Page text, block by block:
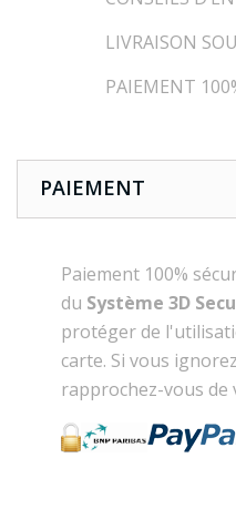
LIVRAISON
PAIEMENT
PAIEMENT
Paiement 100%
du Système 3D
protéger de
carte. Si vous
rapprochez-vous de